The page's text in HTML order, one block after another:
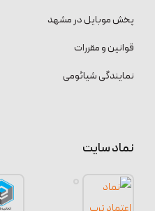
پخش موبایل در مشهد
قوانین و مقررات
نمایندگی شیائومی
نماد سایت